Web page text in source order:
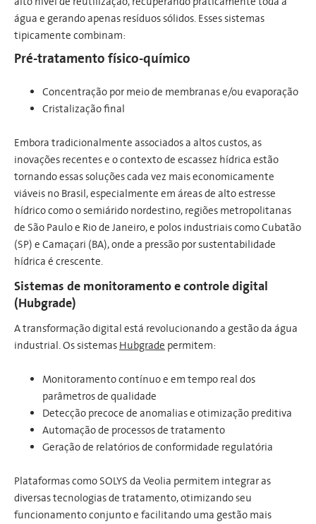
água e gerando apenas resíduos sólidos. Esses sistemas
tipicamente combinam:
Pré-tratamento físico-químico
Concentração por meio de membranas e/ou evaporação
Cristalização final
Embora tradicionalmente associados a altos custos, as
inovações recentes e o contexto de escassez hídrica estão
tornando essas soluções cada vez mais economicamente
viáveis no Brasil, especialmente em áreas de alto estresse
hídrico como o semiárido nordestino, regiões metropolitanas
de São Paulo e Rio de Janeiro, e polos industriais como Cubatão
(SP) e Camaçari (BA), onde a pressão por sustentabilidade
hídrica é crescente.
Sistemas de monitoramento e controle digital
(Hubgrade)
A transformação digital está revolucionando a gestão da água
industrial. Os sistemasHubgrade permitem:
Monitoramento contínuo e em tempo real dos
parâmetros de qualidade
Detecção precoce de anomalias e otimização preditiva
Automação de processos de tratamento
Geração de relatórios de conformidade regulatória
Plataformas como SOLYS da Veolia permitem integrar as
diversas tecnologias de tratamento, otimizando seu
funcionamento conjunto e facilitando uma gestão mais